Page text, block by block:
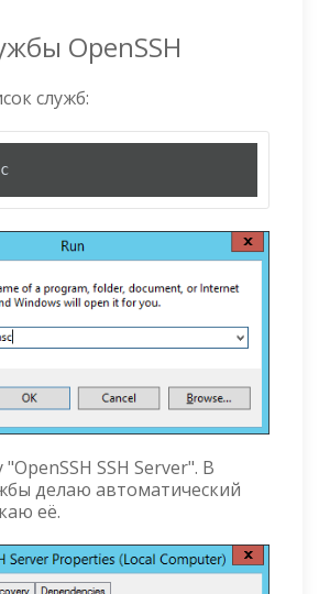
OpenSSH
служб:
SSH Server". В
делаю автоматический
её.